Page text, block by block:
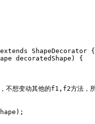
ShapeDecorator {
decoratedShape) {
想变动其他的f1,f2方法，